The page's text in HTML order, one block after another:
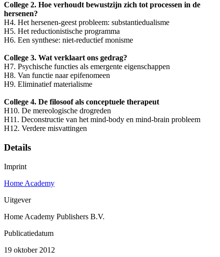
College 2. Hoe verhoudt bewustzijn zich tot processen in de
hersenen?
H4. Het hersenen-geest probleem: substantiedualisme
H5. Het reductionistische programma
H6. Een synthese: niet-reductief monisme
College 3. Wat verklaart ons gedrag?
H7. Psychische functies als emergente eigenschappen
H8. Van functie naar epifenomeen
H9. Eliminatief materialisme
College 4. De filosoof als conceptuele therapeut
H10. De mereologische drogreden
H11. Deconstructie van het mind-body en mind-brain probleem
H12. Verdere misvattingen
Details
Imprint
Home Academy
Uitgever
Home Academy Publishers B.V.
Publicatiedatum
19 oktober 2012